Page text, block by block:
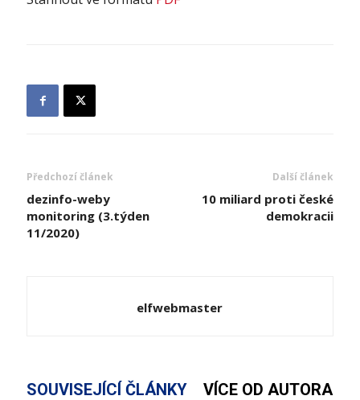
Předchozí článek
dezinfo-weby
monitoring (3.týden
11/2020)
Další článek
10 miliard proti české
demokracii
elfwebmaster
SOUVISEJÍCÍ ČLÁNKY VÍCE OD AUTORA